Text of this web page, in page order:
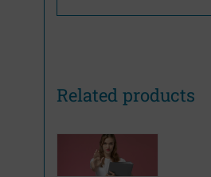
Related products